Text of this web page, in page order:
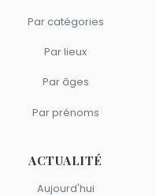
Par catégories
Par lieux
Par âges
Par prénoms
ACTUALITÉ
Aujourd'hui